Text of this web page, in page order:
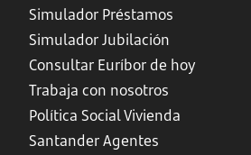
Simulador Préstamos
Simulador Jubilación
Consultar Euríbor de hoy
Trabaja con nosotros
Política Social Vivienda
Santander Agentes